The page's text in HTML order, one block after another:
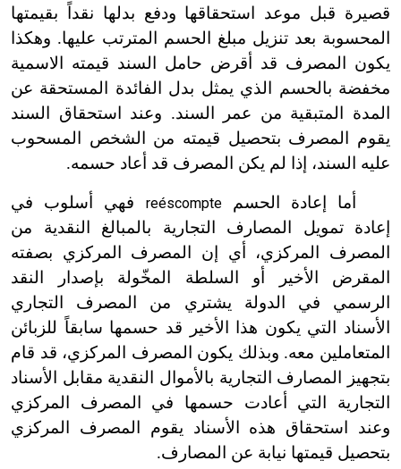
قصيرة قبل موعد استحقاقها ودفع بدلها نقداً بقيمتها
المحسوبة بعد تنزيل مبلغ الحسم المترتب عليها. وهكذا
يكون المصرف قد أقرض حامل السند قيمته الاسمية
مخفضة بالحسم الذي يمثل بدل الفائدة المستحقة عن
المدة المتبقية من عمر السند. وعند استحقاق السند
يقوم المصرف بتحصيل قيمته من الشخص المسحوب
عليه السند، إذا لم يكن المصرف قد أعاد حسمه.
أما إعادة الحسمreéscompte فهي أسلوب في
إعادة تمويل المصارف التجارية بالمبالغ النقدية من
المصرف المركزي، أي إن المصرف المركزي بصفته
المقرض الأخير أو السلطة المخّولة بإصدار النقد
الرسمي في الدولة يشتري من المصرف التجاري
الأسناد التي يكون هذا الأخير قد حسمها سابقاً للزبائن
المتعاملين معه. وبذلك يكون المصرف المركزي، قد قام
بتجهيز المصارف التجارية بالأموال النقدية مقابل الأسناد
التجارية التي أعادت حسمها في المصرف المركزي
وعند استحقاق هذه الأسناد يقوم المصرف المركزي
بتحصيل قيمتها نيابة عن المصارف.